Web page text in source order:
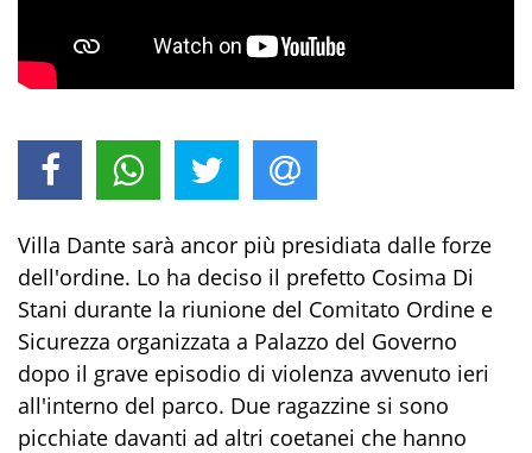
Villa Dante sarà ancor più presidiata dalle forze
dell'ordine. Lo ha deciso il prefetto Cosima Di
Stani durante la riunione del Comitato Ordine e
Sicurezza organizzata a Palazzo del Governo
dopo il grave episodio di violenza avvenuto ieri
all'interno del parco. Due ragazzine si sono
picchiate davanti ad altri coetanei che hanno